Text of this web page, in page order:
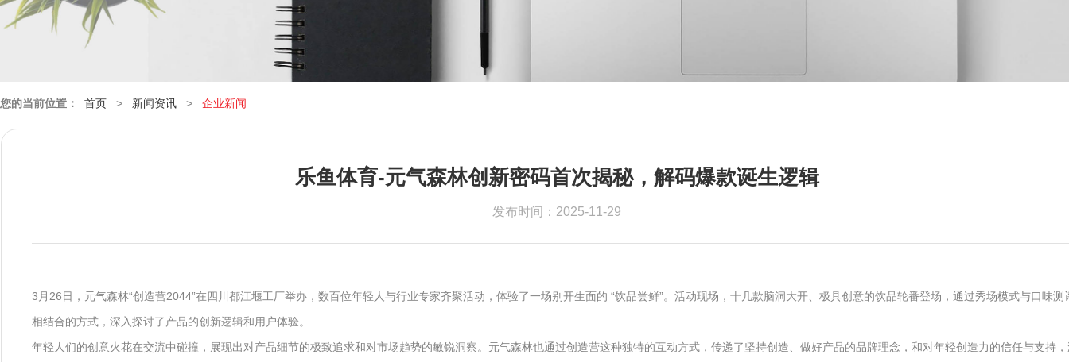
您的当前位置： 首页 > 新闻资讯 > 企业新闻
乐鱼体育-元气森林创新密码首次揭秘，解码爆款诞生逻辑
发布时间：2025-11-29
3月26日，元气森林“创造营2044”在四川都江堰工厂举办，数百位年轻人与行业专家齐聚活动，体验了一场别开生面的 “饮品尝鲜”。活动现场，十几款脑洞大开、极具创意的饮品轮番登场，通过秀场模式与口味测
相结合的方式，深入探讨了产品的创新逻辑和用户体验。
年轻人们的创意火花在交流中碰撞，展现出对产品细节的极致追求和对市场趋势的敏锐洞察。元气森林也通过创造营这种独特的互动方式，传递了坚持创造、做好产品的品牌理念，和对年轻创造力的信任与支持